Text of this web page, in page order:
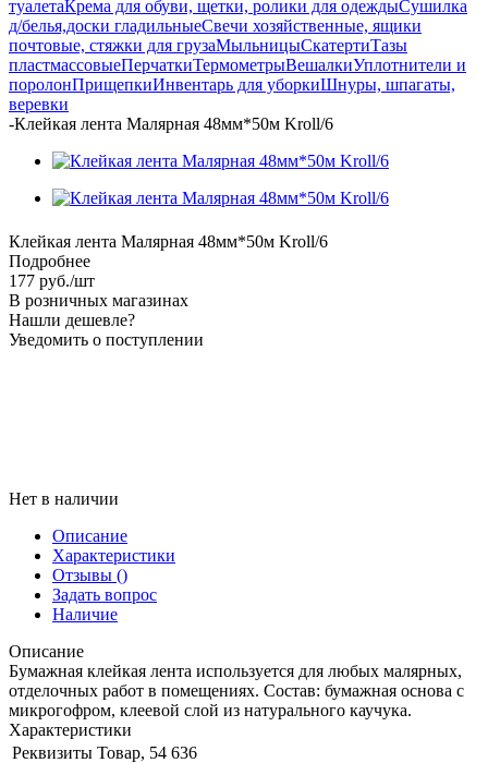
туалетаКрема для обуви, щетки, ролики для одеждыСушилка
д/белья,доски гладильныеСвечи хозяйственные, ящики
почтовые, стяжки для грузаМыльницыСкатертиТазы
пластмассовыеПерчаткиТермометрыВешалкиУплотнители и
поролонПрищепкиИнвентарь для уборкиШнуры, шпагаты,
веревки
-Клейкая лента Малярная 48мм*50м Kroll/6
Клейкая лента Малярная 48мм*50м Kroll/6
Подробнее
177 руб./шт
В розничных магазинах
Нашли дешевле?
Уведомить о поступлении
Нет в наличии
Описание
Характеристики
Отзывы ()
Задать вопрос
Наличие
Описание
Бумажная клейкая лента используется для любых малярных,
отделочных работ в помещениях. Состав: бумажная основа с
микрогофром, клеевой слой из натурального каучука.
Характеристики
Реквизиты Товар, 54 636